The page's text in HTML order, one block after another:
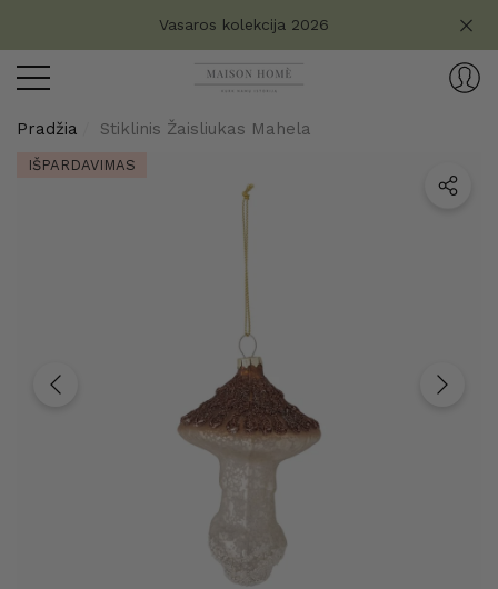
Vasaros kolekcija 2026
Pradžia Stiklinis Žaisliukas Mahela
IŠPARDAVIMAS
Turite klausimų?